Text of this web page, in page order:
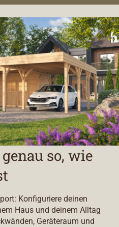
so, wie
Konfiguriere deinen
Haus und deinem Alltag
Geräteraum und